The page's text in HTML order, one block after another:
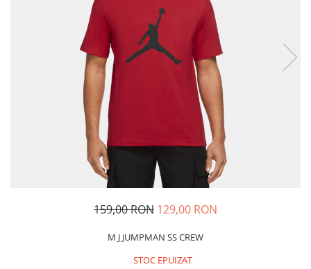
Pantaloni lungi copii
Geci si veste copii
Pantaloni scurti Copii
Ingrijire incaltaminte
159,00 RON 129,00 RON
M J JUMPMAN SS CREW
STOC EPUIZAT